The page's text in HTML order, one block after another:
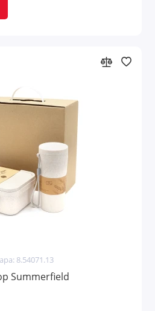
8.54071.13
Summerfield